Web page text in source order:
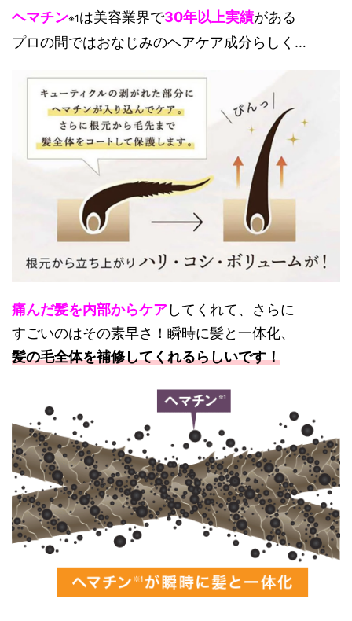
ヘマチン※1は美容業界で30年以上実績がある
プロの間ではおなじみのヘアケア成分らしく…
痛んだ髪を内部からケアしてくれて、さらに
すごいのはその素早さ！瞬時に髪と一体化、
髪の毛全体を補修してくれるらしいです！